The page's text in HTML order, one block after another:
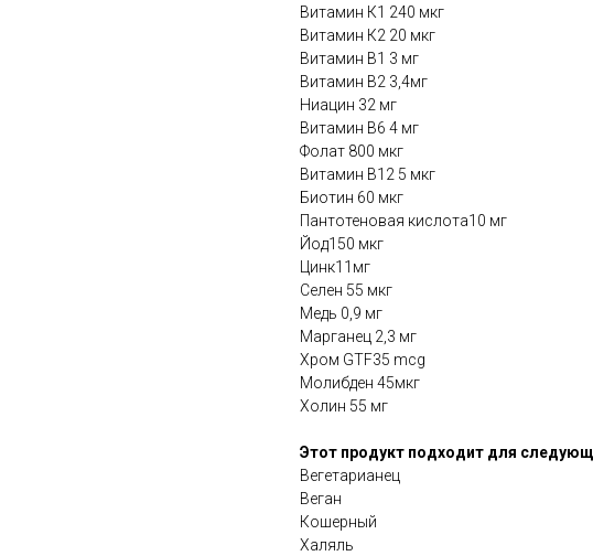
Витамин К1 240 мкг
Витамин К2 20 мкг
Витамин В1 3 мг
Витамин В2 3,4мг
Ниацин 32 мг
Витамин В6 4 мг
Фолат 800 мкг
Витамин В12 5 мкг
Биотин 60 мкг
Пантотеновая кислота10 мг
Йод150 мкг
Цинк11мг
Селен 55 мкг
Медь 0,9 мг
Марганец 2,3 мг
Хром GTF35 mcg
Молибден 45мкг
Холин 55 мг
Этот продукт подходит для
Вегетарианец
Веган
Кошерный
Халяль